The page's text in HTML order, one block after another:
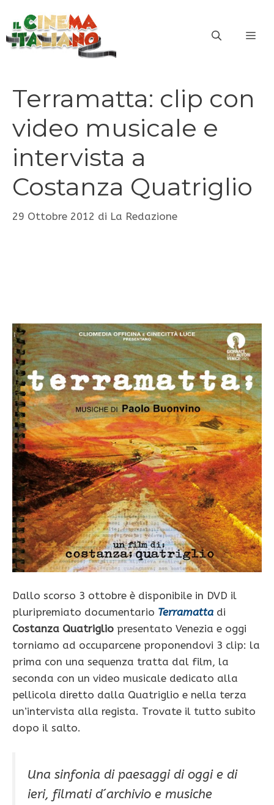
contenuto
Terramatta: clip con
video musicale e
intervista a
Costanza Quatriglio
29 Ottobre 2012 di La Redazione
Dallo scorso 3 ottobre è disponibile in DVD il
pluripremiato documentario Terramatta di
Costanza Quatriglio presentato Venezia e oggi
torniamo ad occuparcene proponendovi 3 clip: la
prima con una sequenza tratta dal film, la
seconda con un video musicale dedicato alla
pellicola diretto dalla Quatriglio e nella terza
un’intervista alla regista. Trovate il tutto subito
dopo il salto.
Una sinfonia di paesaggi di oggi e di
ieri, filmati d´archivio e musiche